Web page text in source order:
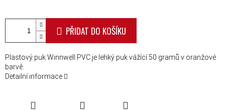
PŘIDAT DO KOŠÍKU
Plastový puk Winnwell PVC je lehký puk vážící 50 gramů v oranžové
barvě.
Detailní informace